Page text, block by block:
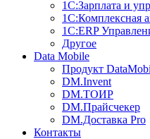
1С:Зарплата и
1С:Комплексная
1С:ERP
Другое
Data Mobile
Продукт
DM.Invent
DM.ТОИР
DM.Прайсчекер
DM.Доставка Pro
Контакты